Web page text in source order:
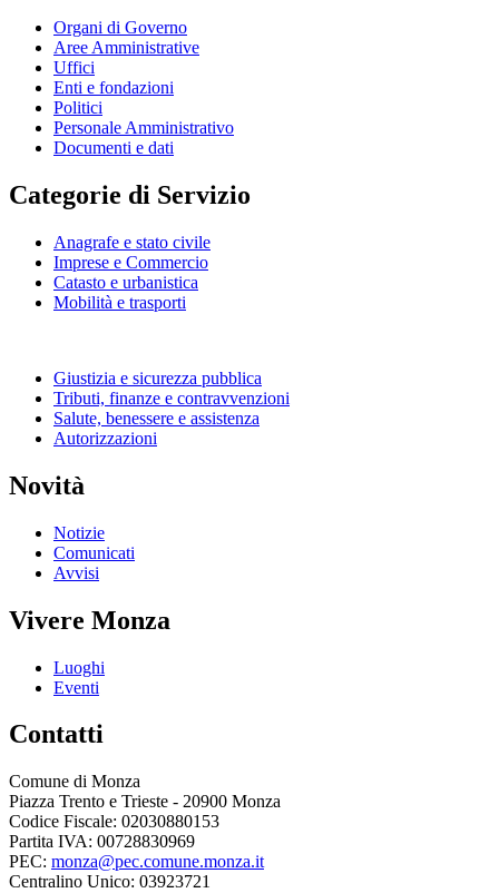
Organi di Governo
Aree Amministrative
Uffici
Enti e fondazioni
Politici
Personale Amministrativo
Documenti e dati
Categorie di Servizio
Anagrafe e stato civile
Imprese e Commercio
Catasto e urbanistica
Mobilità e trasporti
Giustizia e sicurezza pubblica
Tributi, finanze e contravvenzioni
Salute, benessere e assistenza
Autorizzazioni
Novità
Notizie
Comunicati
Avvisi
Vivere Monza
Luoghi
Eventi
Contatti
Comune di Monza
Piazza Trento e Trieste - 20900 Monza
Codice Fiscale: 02030880153
Partita IVA: 00728830969
PEC: monza@pec.comune.monza.it
Centralino Unico: 03923721